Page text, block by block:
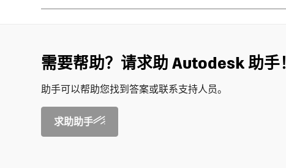
需要帮助？请求助 Autodesk 助手！
助手可以帮助您找到答案或联系支持人员。
求助助手